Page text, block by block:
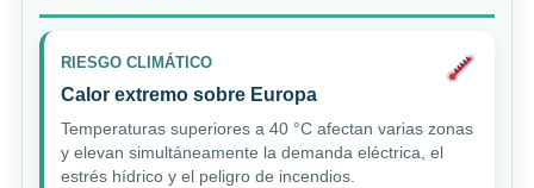
RIESGO CLIMÁTICO
Calor extremo sobre Europa
Temperaturas superiores a 40 °C afectan varias zonas
y elevan simultáneamente la demanda eléctrica, el
estrés hídrico y el peligro de incendios.